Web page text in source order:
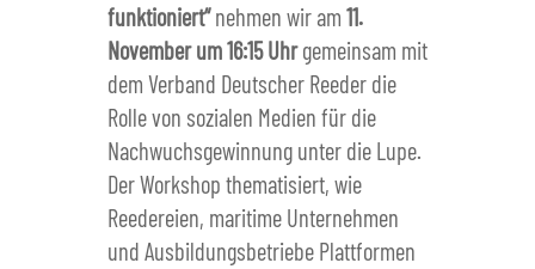
funktioniert“nehmen wir am 11.
November um 16:15 Uhrgemeinsam mit
dem Verband Deutscher Reeder die
Rolle von sozialen Medien für die
Nachwuchsgewinnung unter die Lupe.
Der Workshop thematisiert, wie
Reedereien, maritime Unternehmen
und Ausbildungsbetriebe Plattformen